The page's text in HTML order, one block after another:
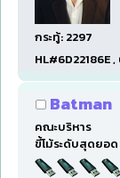
กระทู้: 2297
HL#6D22186E ,
Batman
คณะบริหาร
ขี้โม้ระดับสุดยอด